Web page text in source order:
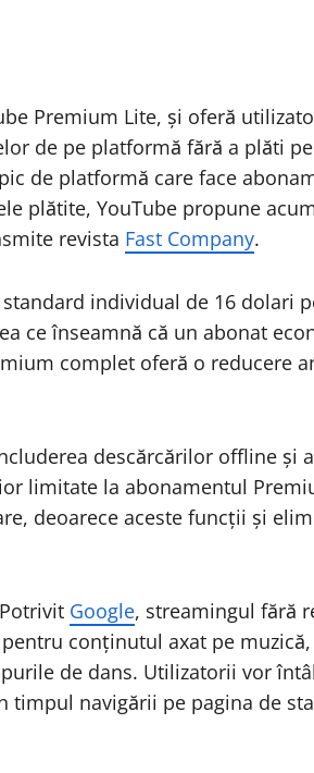
Premium Lite, și oferă
de pe platformă fără a plăti
de platformă care face
plătite, YouTube propune
revista Fast Company.
individual de 16 dolari
ce înseamnă că un abonat
complet oferă o reducere
descărcărilor offline și
limitate la abonamentul
deoarece aceste funcții și
Google, streamingul fără
conținutul axat pe
de dans. Utilizatorii vor
timpul navigării pe pagina de